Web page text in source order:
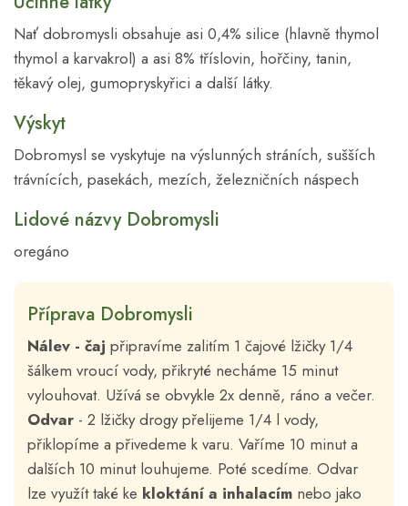
Nať dobromysli obsahuje asi 0,4% silice (hlavně thymol
thymol a karvakrol) a asi 8% tříslovin, hořčiny, tanin,
těkavý olej, gumopryskyřici a další látky.
Výskyt
Dobromysl se vyskytuje na výslunných stráních, sušších
trávnících, pasekách, mezích, železničních náspech
Lidové názvy Dobromysli
oregáno
Příprava Dobromysli
Nálev - čaj připravíme zalitím 1 čajové lžičky 1/4
šálkem vroucí vody, přikryté necháme 15 minut
vylouhovat. Užívá se obvykle 2x denně, ráno a večer.
Odvar - 2 lžičky drogy přelijeme 1/4 l vody,
přiklopíme a přivedeme k varu. Vaříme 10 minut a
dalších 10 minut louhujeme. Poté scedíme. Odvar
lze využít také ke kloktání a inhalacím nebo jako